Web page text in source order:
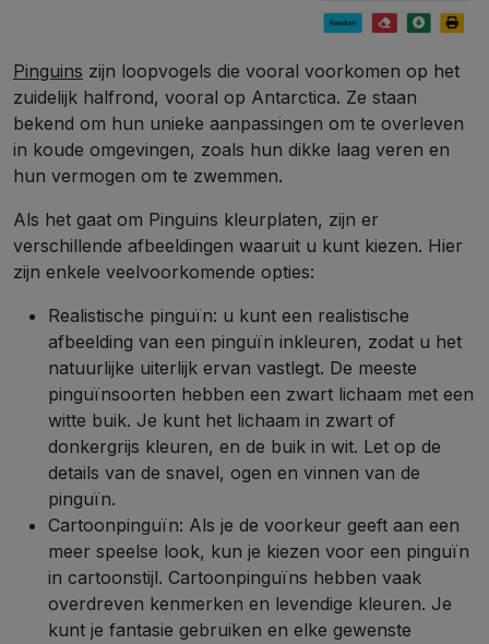
Pinguins zijn loopvogels die vooral voorkomen op het
zuidelijk halfrond, vooral op Antarctica. Ze staan
bekend om hun unieke aanpassingen om te overleven
in koude omgevingen, zoals hun dikke laag veren en
hun vermogen om te zwemmen.
Als het gaat om Pinguins kleurplaten, zijn er
verschillende afbeeldingen waaruit u kunt kiezen. Hier
zijn enkele veelvoorkomende opties:
Realistische pinguïn: u kunt een realistische
afbeelding van een pinguïn inkleuren, zodat u het
natuurlijke uiterlijk ervan vastlegt. De meeste
pinguïnsoorten hebben een zwart lichaam met een
witte buik. Je kunt het lichaam in zwart of
donkergrijs kleuren, en de buik in wit. Let op de
details van de snavel, ogen en vinnen van de
pinguïn.
Cartoonpinguïn: Als je de voorkeur geeft aan een
meer speelse look, kun je kiezen voor een pinguïn
in cartoonstijl. Cartoonpinguïns hebben vaak
overdreven kenmerken en levendige kleuren. Je
kunt je fantasie gebruiken en elke gewenste